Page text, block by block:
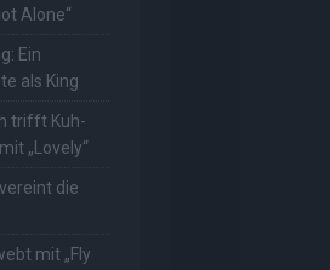
Alone“
Ein
als King
trifft Kuh-
„Lovely“
die
mit „Fly